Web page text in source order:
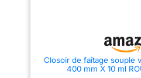
procédé métallurgique. La
partie centrale est composée de
matériau technique perméable à
la diffusion (polypropylène,
Closoir de faîtage souple
400 mm X 10 ml